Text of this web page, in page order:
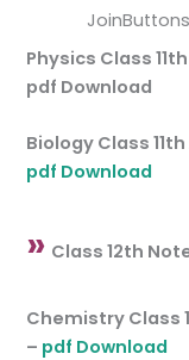
Physics Class
pdf Download
Biology Class
pdf Download
» Class 12th
Chemistry Class
– pdf Download